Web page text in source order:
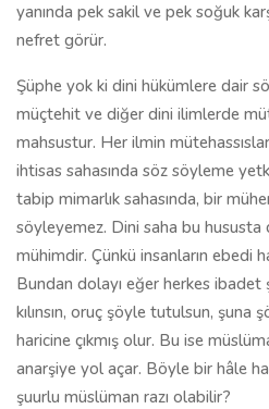
yanında pek sakil ve pek soğuk
nefret görür.
Şüphe yok ki dini hükümlere dair
müçtehit ve diğer dini ilimlerde
mahsustur. Her ilmin
ihtisas sahasında söz söyleme
tabip mimarlık sahasında, bir
söyleyemez. Dini saha bu hususta
mühimdir. Çünkü insanların ebedi
Bundan dolayı eğer herkes
kılınsın, oruç şöyle tutulsun, şuna
haricine çıkmış olur. Bu ise
anarşiye yol açar. Böyle bir hâle
şuurlu müslüman razı olabilir?